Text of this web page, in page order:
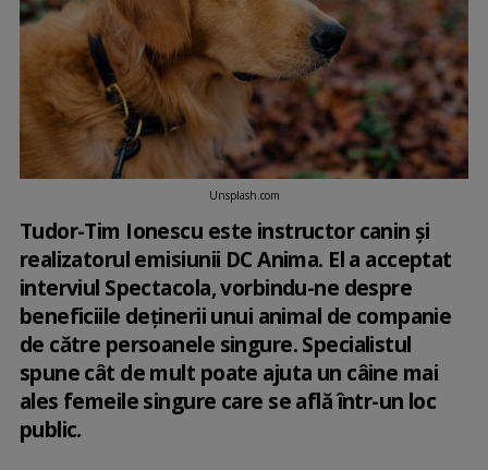
Unsplash.com
Tudor-Tim Ionescu este instructor canin și
realizatorul emisiunii DC Anima. El a acceptat
interviul Spectacola, vorbindu-ne despre
beneficiile deținerii unui animal de companie
de către persoanele singure. Specialistul
spune cât de mult poate ajuta un câine mai
ales femeile singure care se află într-un loc
public.